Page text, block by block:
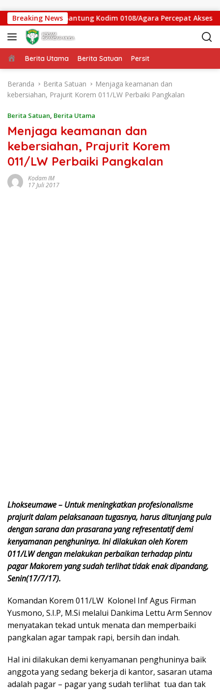
Breaking News
Jembatan Gantung Kodim 0108/Agara Percepat Akses
Beranda
Berita Utama Berita Satuan Persit
Beranda Berita Satuan
Menjaga keamanan dan
kebersiahan, Prajurit Korem 011/LW Perbaiki Pangkalan
Berita Satuan, Berita Utama
Menjaga keamanan dan
kebersiahan, Prajurit Korem
011/LW Perbaiki Pangkalan
Kodam IM
17 Juli 2017
Lhokseumawe – Untuk meningkatkan profesionalisme
prajurit dalam pelaksanaan tugasnya, harus ditunjang pula
dengan sarana dan prasarana yang refresentatif demi
kenyamanan penghuninya. Ini dilakukan oleh Korem
011/LW dengan melakukan perbaikan terhadap pintu
pagar Makorem yang sudah terlihat tidak enak dipandang,
Senin(17/7/17).
Komandan Korem 011/LW Kolonel Inf Agus Firman
Yusmono, S.I.P, M.Si melalui Dankima Lettu Arm Sennov
menyatakan tekad untuk menata dan memperbaiki
pangkalan agar tampak rapi, bersih dan indah.
Hal ini dilakukan demi kenyamanan penghuninya baik
anggota yang sedang bekerja di kantor, sasaran utama
adalah pagar – pagar yang sudah terlihat tua dan tak